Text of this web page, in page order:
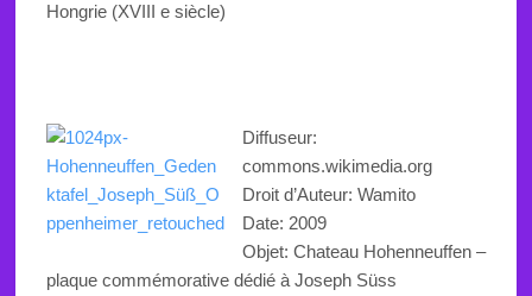
Hongrie (XVIII e siècle)
Diffuseur:
commons.wikimedia.org
Droit d’Auteur: Wamito
Date: 2009
Objet: Chateau Hohenneuffen –
plaque commémorative dédié à Joseph Süss